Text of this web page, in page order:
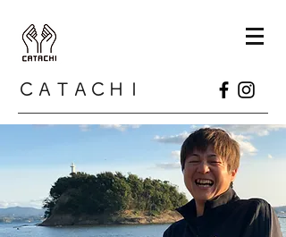
​ＣＡＴＡＣＨＩ